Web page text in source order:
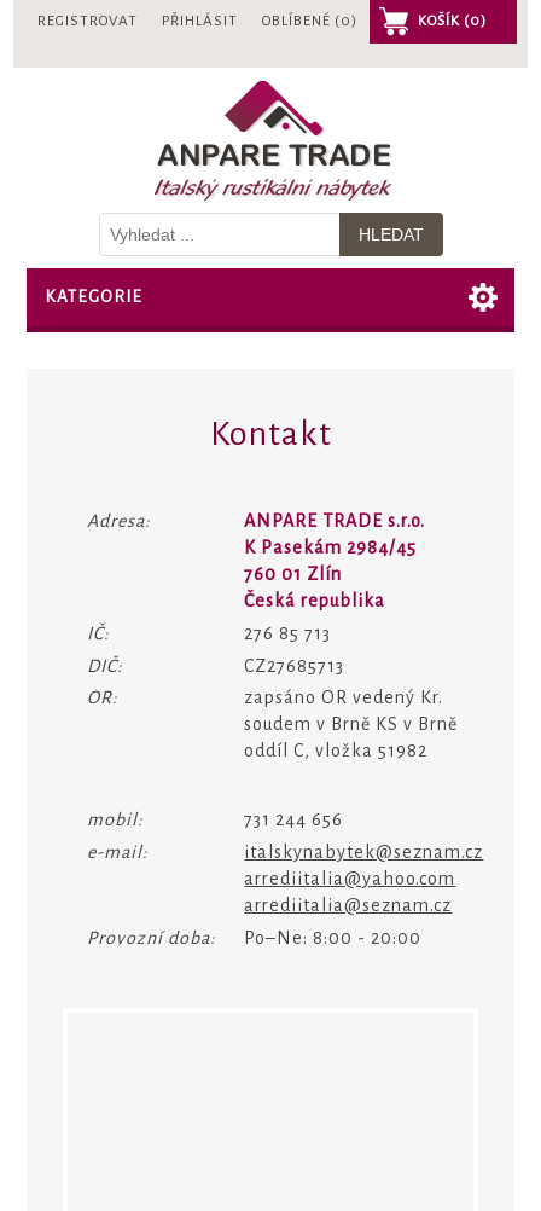
REGISTROVAT PŘIHLÁSIT OBLÍBENÉ (0) KOŠÍK (0)
KATEGORIE
Kontakt
Adresa:
ANPARE TRADE s.r.o.
K Pasekám 2984/45
760 01 Zlín
Česká republika
IČ:
276 85 713
DIČ:
CZ27685713
OR:
zapsáno OR vedený Kr.
soudem v Brně KS v Brně
oddíl C, vložka 51982
mobil:
731 244 656
e-mail:
italskynabytek@seznam.cz
arrediitalia@yahoo.com
arrediitalia@seznam.cz
Provozní doba:
Po–Ne: 8:00 - 20:00